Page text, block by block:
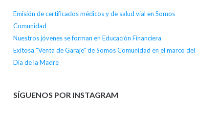
Emisión de certificados médicos y de salud vial en Somos
Comunidad
Nuestros jóvenes se forman en Educación Financiera
Exitosa “Venta de Garaje” de Somos Comunidad en el marco del
Día de la Madre
SÍGUENOS POR INSTAGRAM